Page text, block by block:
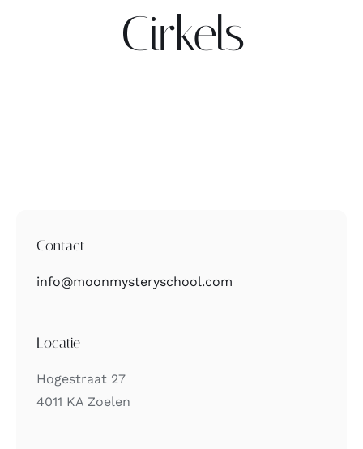
Contact
Cirkels
Contact
info@moonmysteryschool.com
Locatie
Hogestraat 27
4011 KA Zoelen